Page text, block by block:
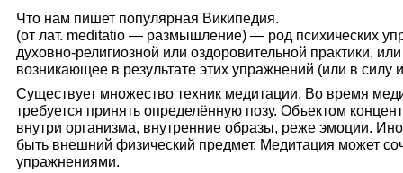
Что нам пишет популярная
(от лат. meditatio — размышление) — род психических
духовно-религиозной или оздоровительной практики,
возникающее в результате этих упражнений (или в силу
Существует множество техник медитации. Во время
требуется принять определённую позу. Объектом
внутри организма, внутренние образы, реже эмоции.
быть внешний физический предмет. Медитация может
упражнениями.